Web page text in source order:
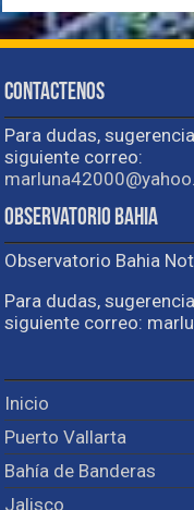
Contactenos
Para dudas,
siguiente correo:
Observatorio Bahia
Observatorio Bahia
Para dudas,
siguiente correo:
Inicio
Puerto Vallarta
Bahía de Banderas
Jalisco